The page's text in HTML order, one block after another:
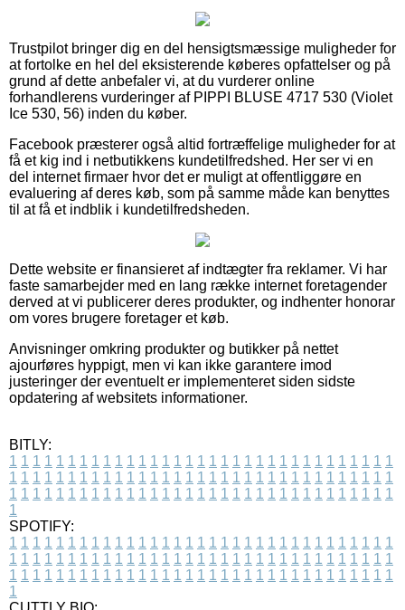
Trustpilot bringer dig en del hensigtsmæssige muligheder for
at fortolke en hel del eksisterende køberes opfattelser og på
grund af dette anbefaler vi, at du vurderer online
forhandlerens vurderinger af PIPPI BLUSE 4717 530 (Violet
Ice 530, 56) inden du køber.
Facebook præsterer også altid fortræffelige muligheder for at
få et kig ind i netbutikkens kundetilfredshed. Her ser vi en
del internet firmaer hvor det er muligt at offentliggøre en
evaluering af deres køb, som på samme måde kan benyttes
til at få et indblik i kundetilfredsheden.
Dette website er finansieret af indtægter fra reklamer. Vi har
faste samarbejder med en lang række internet foretagender
derved at vi publicerer deres produkter, og indhenter honorar
om vores brugere foretager et køb.
Anvisninger omkring produkter og butikker på nettet
ajourføres hyppigt, men vi kan ikke garantere imod
justeringer der eventuelt er implementeret siden sidste
opdatering af websitets informationer.
BITLY:
1 1 1 1 1 1 1 1 1 1 1 1 1 1 1 1 1 1 1 1 1 1 1 1 1 1 1 1 1 1 1 1 1
1 1 1 1 1 1 1 1 1 1 1 1 1 1 1 1 1 1 1 1 1 1 1 1 1 1 1 1 1 1 1 1 1
1 1 1 1 1 1 1 1 1 1 1 1 1 1 1 1 1 1 1 1 1 1 1 1 1 1 1 1 1 1 1 1 1
1
SPOTIFY:
1 1 1 1 1 1 1 1 1 1 1 1 1 1 1 1 1 1 1 1 1 1 1 1 1 1 1 1 1 1 1 1 1
1 1 1 1 1 1 1 1 1 1 1 1 1 1 1 1 1 1 1 1 1 1 1 1 1 1 1 1 1 1 1 1 1
1 1 1 1 1 1 1 1 1 1 1 1 1 1 1 1 1 1 1 1 1 1 1 1 1 1 1 1 1 1 1 1 1
1